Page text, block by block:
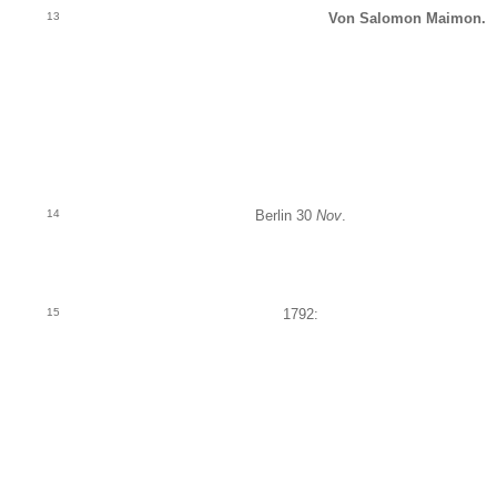
13 Von Salomon Maimon.
14 Berlin 30 Nov.
15 1792: